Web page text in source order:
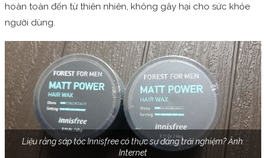
hoàn toàn đến từ thiên nhiên, không gây hại cho sức khỏe
người dùng.
Liệu rằng sáp tóc Innisfree có thực sự đáng trải nghiệm? Ảnh:
Internet